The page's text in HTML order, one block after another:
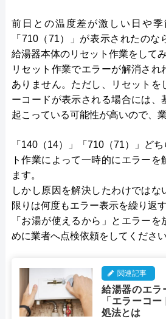
前日との温度差が激しい日や
「710（71）」が表示されたの
給湯器本体のリセット作業をして
リセット作業でエラーが解消され
ありません。ただし、リセットを
ーコードが表示される場合には、
起こっている可能性が高いので、
「140（14）」「710（71）」ど
ト作業によって一時的にエラーを
ます。
しかし原因を解決したわけではな
限りは何度もエラー表示を繰り返
「お湯が使えるから」とエラー
めに業者へ点検依頼をしてください
関連記事
給湯器のエラ
「エラーコ
処法とは